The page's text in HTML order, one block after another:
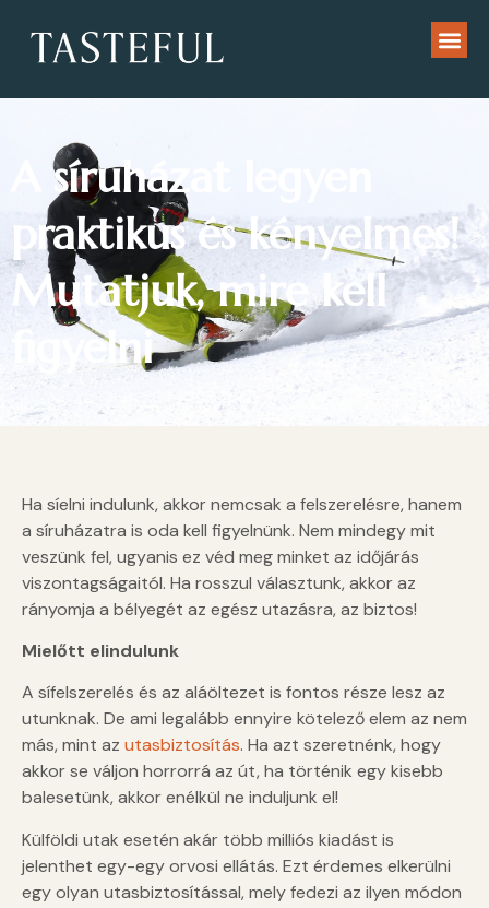
A síruházat legyen
praktikus és kényelmes!
Mutatjuk, mire kell
figyelni
Ha síelni indulunk, akkor nemcsak a felszerelésre, hanem
a síruházatra is oda kell figyelnünk. Nem mindegy mit
veszünk fel, ugyanis ez véd meg minket az időjárás
viszontagságaitól. Ha rosszul választunk, akkor az
rányomja a bélyegét az egész utazásra, az biztos!
Mielőtt elindulunk
A sífelszerelés és az aláöltezet is fontos része lesz az
utunknak. De ami legalább ennyire kötelező elem az nem
más, mint az utasbiztosítás. Ha azt szeretnénk, hogy
akkor se váljon horrorrá az út, ha történik egy kisebb
balesetünk, akkor enélkül ne induljunk el!
Külföldi utak esetén akár több milliós kiadást is
jelenthet egy-egy orvosi ellátás. Ezt érdemes elkerülni
egy olyan utasbiztosítással, mely fedezi az ilyen módon